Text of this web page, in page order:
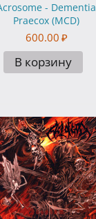
- Dementia
Praecox (MCD)
600.00 ₽
В корзину